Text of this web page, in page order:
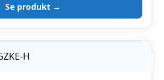
Se produkt →